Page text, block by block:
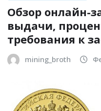
Обзор онлайн-
выдачи,
требования к
mining_broth